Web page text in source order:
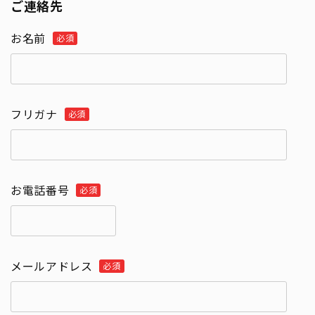
ご連絡先
お名前
フリガナ
お電話番号
メールアドレス